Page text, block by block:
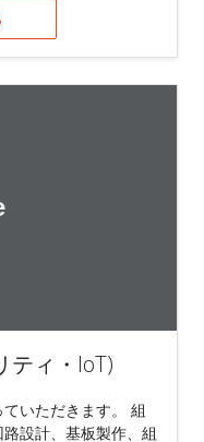
ティ・IoT)
いただきます。 組
設計、基板製作、組